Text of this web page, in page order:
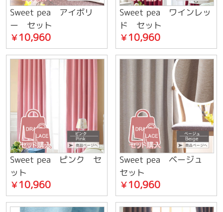
Sweet pea アイボリ
ー セット
￥10,960
Sweet pea ワインレッ
ド セット
￥10,960
Sweet pea ピンク セ
ット
￥10,960
Sweet pea ベージュ
セット
￥10,960